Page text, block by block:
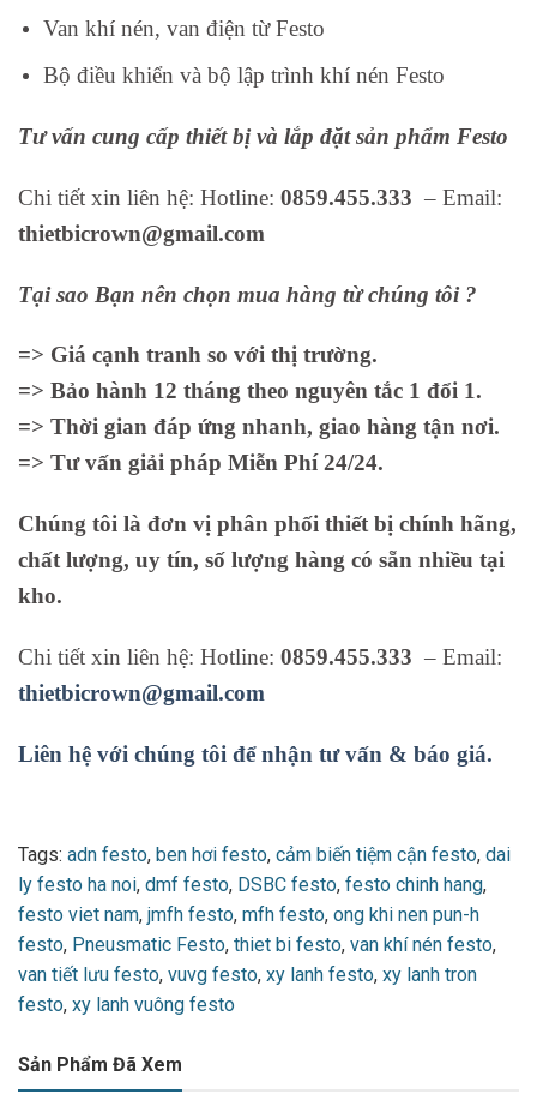
Van khí nén, van điện từ Festo
Bộ điều khiển và bộ lập trình khí nén Festo
Tư vấn cung cấp thiết bị và lắp đặt sản phẩm Festo
Chi tiết xin liên hệ: Hotline: 0859.455.333 – Email:
thietbicrown@gmail.com
Tại sao Bạn nên chọn mua hàng từ chúng tôi ?
=> Giá cạnh tranh so với thị trường.
=> Bảo hành 12 tháng theo nguyên tắc 1 đổi 1.
=> Thời gian đáp ứng nhanh, giao hàng tận nơi.
=> Tư vấn giải pháp Miễn Phí 24/24.
Chúng tôi là đơn vị phân phối thiết bị chính hãng,
chất lượng, uy tín, số lượng hàng có sẵn nhiều tại
kho.
Chi tiết xin liên hệ: Hotline: 0859.455.333 – Email:
thietbicrown@gmail.com
Liên hệ với chúng tôi để nhận tư vấn & báo giá.
Tags: adn festo, ben hơi festo, cảm biến tiệm cận festo, dai
ly festo ha noi, dmf festo, DSBC festo, festo chinh hang,
festo viet nam, jmfh festo, mfh festo, ong khi nen pun-h
festo, Pneusmatic Festo, thiet bi festo, van khí nén festo,
van tiết lưu festo, vuvg festo, xy lanh festo, xy lanh tron
festo, xy lanh vuông festo
Sản Phẩm Đã Xem